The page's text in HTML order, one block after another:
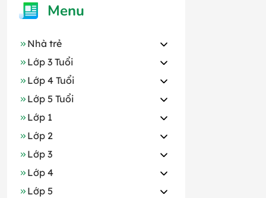
Menu
Nhà trẻ
Lớp 3 Tuổi
Lớp 4 Tuổi
Lớp 5 Tuổi
Lớp 1
Lớp 2
Lớp 3
Lớp 4
Lớp 5